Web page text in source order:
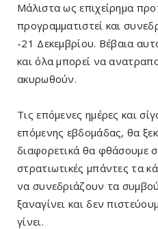
Μάλιστα ως επιχείρημα
προγραμματιστεί και
-21 Δεκεμβρίου. Βέβαια
και όλα μπορεί να
ακυρωθούν.
Τις επόμενες ημέρες και
επόμενης εβδομάδας, θα
διαφορετικά θα φθάσουμε
στρατιωτικές μπάντες τα
να συνεδριάζουν τα
ξαναγίνει και δεν
γίνει.